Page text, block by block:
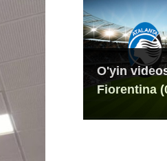
O'yin
Fiorentina